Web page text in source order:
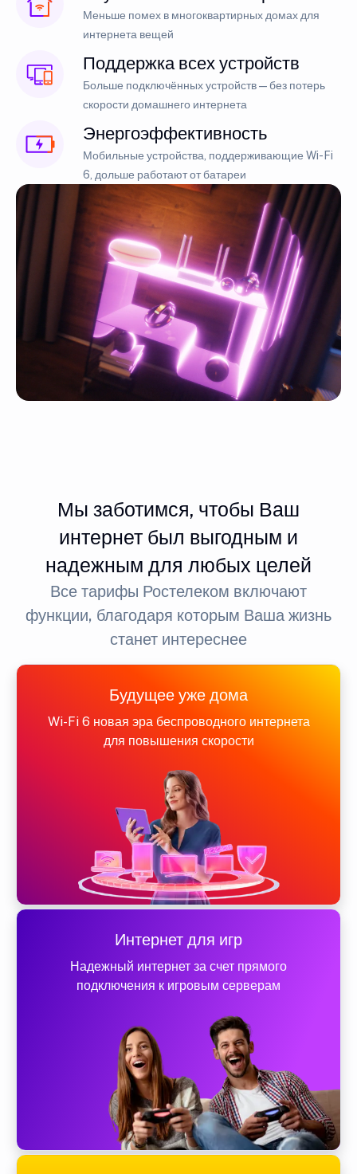
Меньше помех в многоквартирных домах для
интернета вещей
Поддержка всех устройств
Больше подключённых устройств — без потерь
скорости домашнего интернета
Энергоэффективность
Мобильные устройства, поддерживающие Wi-Fi
6, дольше работают от батареи
Мы заботимся, чтобы Ваш
интернет был выгодным и
надежным для любых целей
Все тарифы Ростелеком включают
функции, благодаря которым Ваша жизнь
станет интереснее
Будущее уже дома
Wi-Fi 6 новая эра беспроводного интернета
для повышения скорости
Интернет для игр
Надежный интернет за счет прямого
подключения к игровым серверам